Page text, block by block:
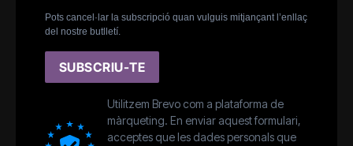
Pots cancel·lar la subscripció quan vulguis mitjançant l’enllaç
del nostre butlletí.
SUBSCRIU-TE
Utilitzem Brevo com a plataforma de
màrqueting. En enviar aquest formulari,
acceptes que les dades personals que